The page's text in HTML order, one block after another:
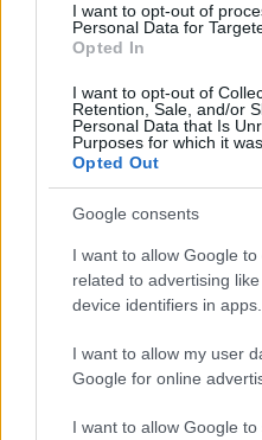
I want to opt-out of
Personal Data for
Opted In
I want to opt-out of
Retention, Sale, and/or
Personal Data that Is
Purposes for which it
Opted Out
Google consents
I want to allow Google
related to advertising
device identifiers in apps.
I want to allow my user
Google for online
I want to allow Google to
Η συμφωνία Arval-Athlon
VW: Η δύσκολη εξίσωση
της αναδιάρθρωσης
άνοιξε τις πύλες του σε